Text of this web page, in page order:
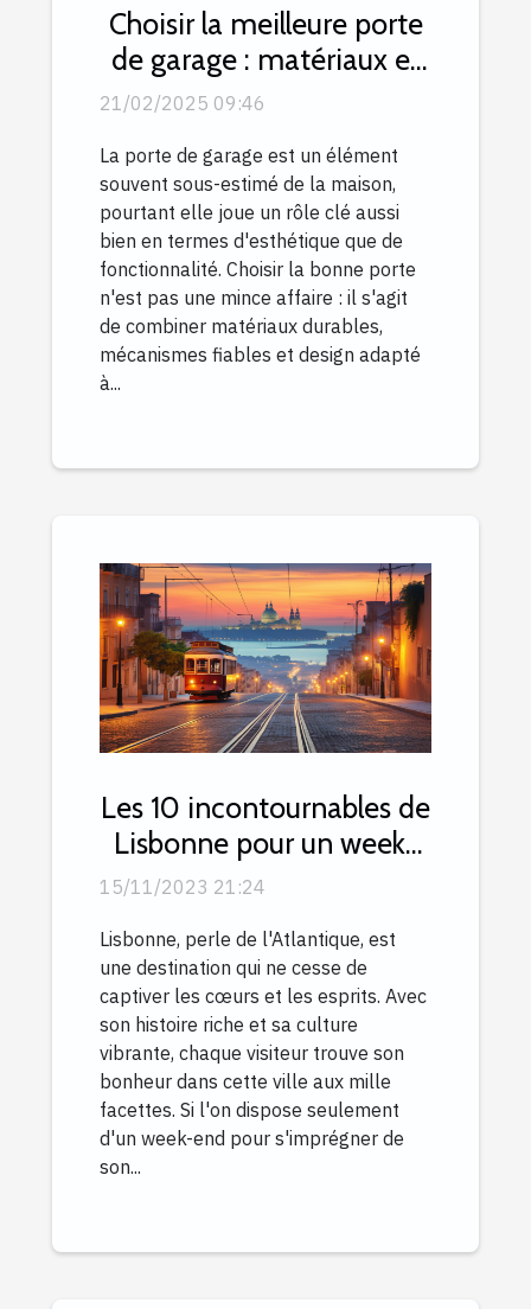
Choisir la meilleure porte
de garage : matériaux et
mécanismes expliqués
21/02/2025 09:46
La porte de garage est un élément
souvent sous-estimé de la maison,
pourtant elle joue un rôle clé aussi
bien en termes d'esthétique que de
fonctionnalité. Choisir la bonne porte
n'est pas une mince affaire : il s'agit
de combiner matériaux durables,
mécanismes fiables et design adapté
à...
Les 10 incontournables de
Lisbonne pour un week-
end inoubliable
15/11/2023 21:24
Lisbonne, perle de l'Atlantique, est
une destination qui ne cesse de
captiver les cœurs et les esprits. Avec
son histoire riche et sa culture
vibrante, chaque visiteur trouve son
bonheur dans cette ville aux mille
facettes. Si l'on dispose seulement
d'un week-end pour s'imprégner de
son...